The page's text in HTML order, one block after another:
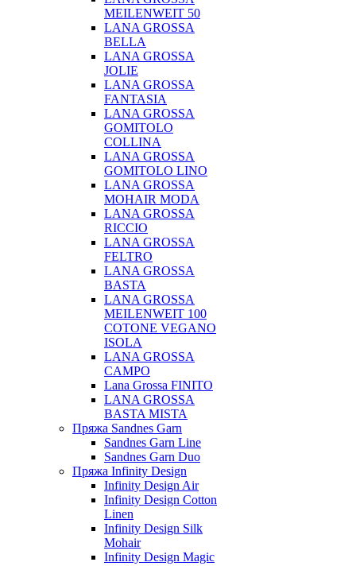
MEILENWEIT 50
LANA GROSSA
BELLA
LANA GROSSA
JOLIE
LANA GROSSA
FANTASIA
LANA GROSSA
GOMITOLO
COLLINA
LANA GROSSA
GOMITOLO LINO
LANA GROSSA
MOHAIR MODA
LANA GROSSA
RICCIO
LANA GROSSA
FELTRO
LANA GROSSA
BASTA
LANA GROSSA
MEILENWEIT 100
COTONE VEGANO
ISOLA
LANA GROSSA
CAMPO
Lana Grossa FINITO
LANA GROSSA
BASTA MISTA
Пряжа Sandnes Garn
Sandnes Garn Line
Sandnes Garn Duo
Пряжа Infinity Design
Infinity Design Air
Infinity Design Cotton
Linen
Infinity Design Silk
Mohair
Infinity Design Magic